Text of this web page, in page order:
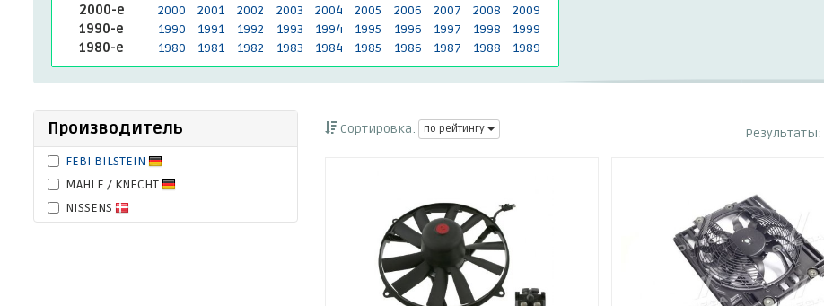
2000-е
2000 2001 2002 2003 2004 2005 2006 2007 2008
2009
1990-е
1990 1991 1992 1993 1994 1995 1996 1997 1998
1999
1980-е
1980 1981 1982 1983 1984 1985 1986 1987 1988 1989
Производитель
FEBI BILSTEIN
MAHLE / KNECHT
NISSENS
Сортировка: по рейтингу Результаты: